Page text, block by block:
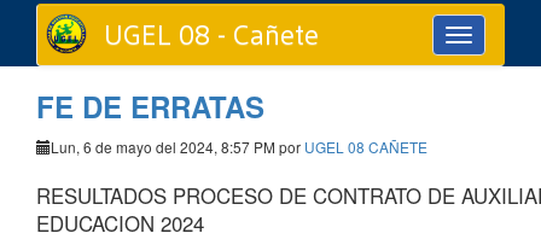
Toggle
navigation
UGEL 08 - Cañete
FE DE ERRATAS
Lun, 6 de mayo del 2024, 8:57 PM por UGEL 08 CAÑETE
RESULTADOS PROCESO DE CONTRATO DE
EDUCACION 2024